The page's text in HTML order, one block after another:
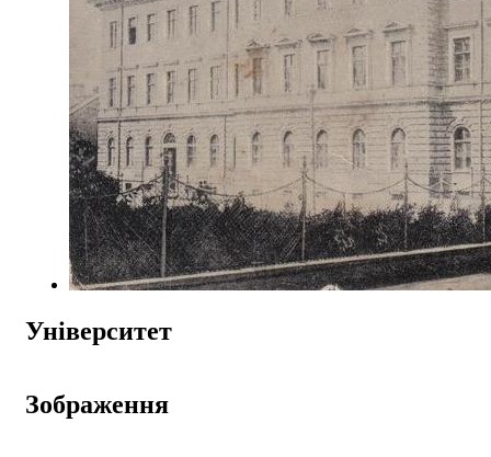
Університет
Зображення